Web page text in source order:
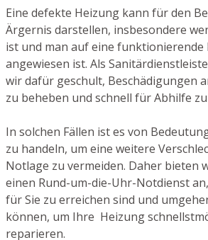
Eine defekte Heizung kann für den
Ärgernis darstellen, insbesondere
ist und man auf eine funktionierende
angewiesen ist. Als
wir dafür geschult, Beschädigungen
zu beheben und schnell für Abhilfe
In solchen Fällen ist es von
zu handeln, um eine weitere
Notlage zu vermeiden. Daher bieten
einen Rund-um-die-Uhr-Notdienst
für Sie zu erreichen sind und
können, um Ihre Heizung
reparieren.